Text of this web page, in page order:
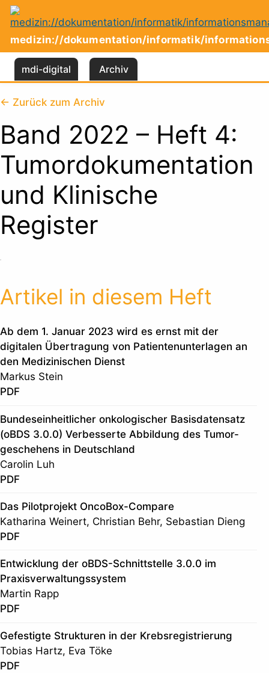
Zum
Inhalt
springen
medizin://dokumentation/informatik/
mdi-digital Archiv
← Zurück zum Archiv
Band 2022 – Heft 4:
Tumordokumentation
und Klinische
Register
Artikel in diesem Heft
Ab dem 1. Januar 2023 wird es ernst mit der
digitalen Übertragung von Patientenunterlagen an
den Medizinischen Dienst
Markus Stein
PDF
Bundeseinheitlicher onkologischer Basisdatensatz
(oBDS 3.0.0) Verbesserte Abbildung des Tumor-
geschehens in Deutschland
Carolin Luh
PDF
Das Pilotprojekt OncoBox-Compare
Katharina Weinert, Christian Behr, Sebastian Dieng
PDF
Entwicklung der oBDS-Schnittstelle 3.0.0 im
Praxisverwaltungssystem
Martin Rapp
PDF
Gefestigte Strukturen in der Krebsregistrierung
Tobias Hartz, Eva Töke
PDF